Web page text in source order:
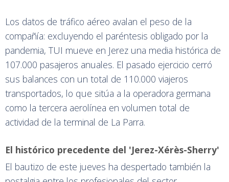
Los datos de tráfico aéreo avalan el peso de la
compañía: excluyendo el paréntesis obligado por la
pandemia, TUI mueve en Jerez una media histórica de
107.000 pasajeros anuales. El pasado ejercicio cerró
sus balances con un total de 110.000 viajeros
transportados, lo que sitúa a la operadora germana
como la tercera aerolínea en volumen total de
actividad de la terminal de La Parra.
El histórico precedente del 'Jerez-Xérès-Sherry'
El bautizo de este jueves ha despertado también la